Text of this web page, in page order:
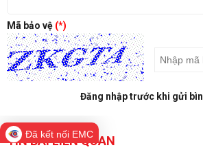
Mã bảo vệ (*)
Đăng nhập trước khi gửi
TIN BÀI LIÊN QUAN
Đã kết nối EMC